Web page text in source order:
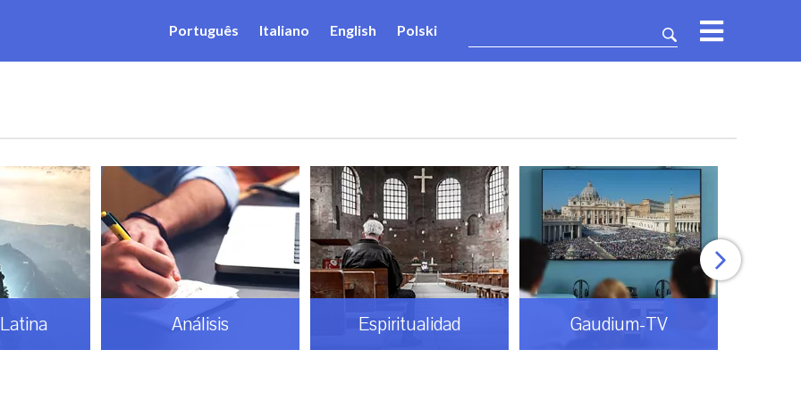
Português Italiano English Polski
Análisis Espiritualidad Gaudium-TV